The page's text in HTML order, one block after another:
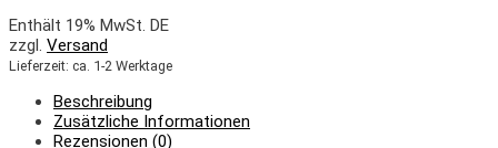
Enthält 19% MwSt. DE
zzgl. Versand
Lieferzeit: ca. 1-2 Werktage
Beschreibung
Zusätzliche Informationen
Rezensionen (0)